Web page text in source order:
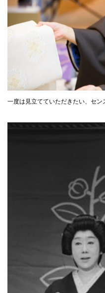
一度は見立てていただきたい、セン